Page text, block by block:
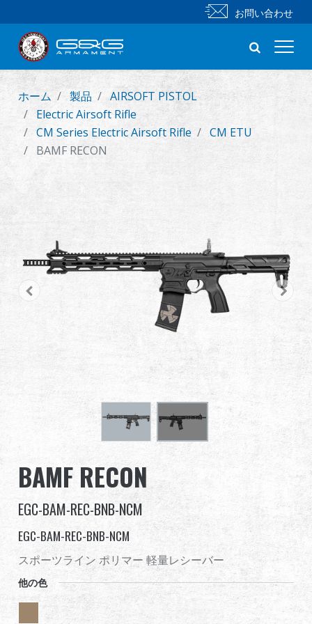
新製品
小銃
射撃訓練シリーズ
グローバル販売
私たちについて
サポート
サインイン
繁體中文 English (US)
Français 日本語
お問い合わせ
ホーム 製品
AIRSOFT PISTOL
Electric Airsoft Rifle
CM Series Electric Airsoft Rifle
CM ETU
BAMF RECON
BAMF RECON
EGC-BAM-REC-BNB-NCM
EGC-BAM-REC-BNB-NCM
スポーツライン ポリマー 軽量レシーバー
他の色